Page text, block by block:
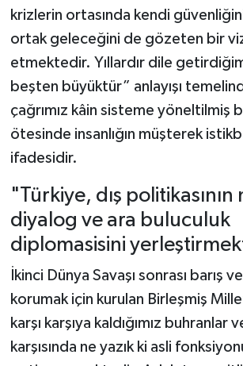
krizlerin ortasında kendi güvenliğini
ortak geleceğini de gözeten bir
etmektedir. Yıllardır dile
beşten büyüktür” anlayışı
çağrımız kâin sisteme yöneltilmiş
ötesinde insanlığın müşterek
ifadesidir.
"Türkiye, dış
diyalog ve ara buluculuk
diplomasisini
İkinci Dünya Savaşı sonrası barış
korumak için kurulan Birleşmiş
karşı karşıya kaldığımız buhranlar
karşısında ne yazık ki asli